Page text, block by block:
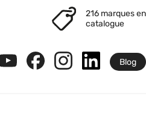
216 marques en
catalogue
Blog